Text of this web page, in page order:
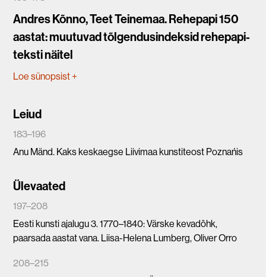
Andres Kõnno, Teet Teinemaa. Rehepapi 150
aastat: muutuvad tõlgendusindeksid rehepapi-
teksti näitel
Loe sünopsist+
Leiud
183–196
Anu Mänd. Kaks keskaegse Liivimaa kunstiteost Poznańis
Ülevaated
197–208
Eesti kunsti ajalugu 3. 1770–1840: Värske kevadõhk,
paarsada aastat vana. Liisa-Helena Lumberg, Oliver Orro
208–215